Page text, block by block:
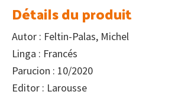
Détails du produit
Autor : Feltin-Palas, Michel
Linga : Francés
Parucion : 10/2020
Editor : Larousse